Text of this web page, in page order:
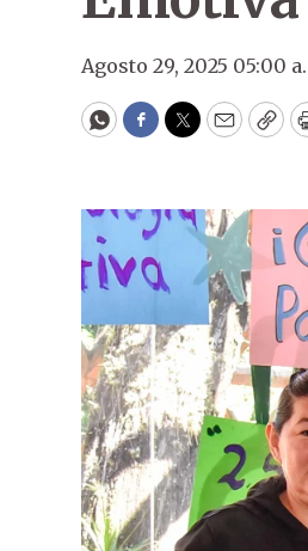
Agosto 29, 2025 05:00 a.
WhatsApp
Facebook
Twitter
Email